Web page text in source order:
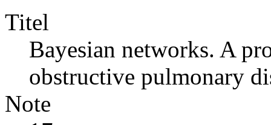
Titel
Bayesian networks. A
obstructive pulmonary
Note